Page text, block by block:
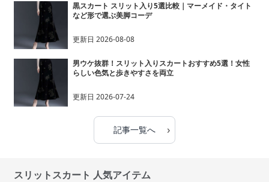
黒スカート スリット入り5選比較｜マーメイド・タイト
など形で選ぶ美脚コーデ
更新日 2026-08-08
男ウケ抜群！スリット入りスカートおすすめ5選！女性
らしい色気と歩きやすさを両立
更新日 2026-07-24
記事一覧へ ›
スリットスカート 人気アイテム